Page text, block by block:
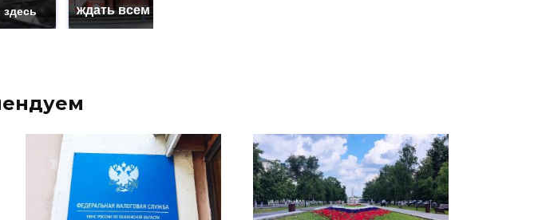
здесь
ждать всем нам?